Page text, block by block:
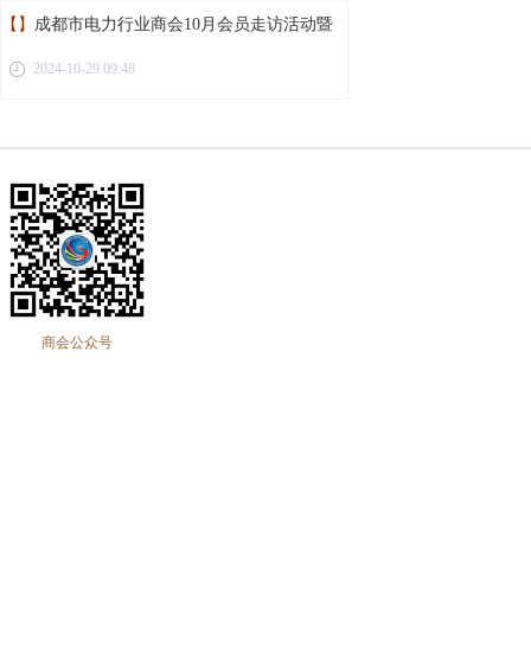
【】 成都市电力行业商会10月会员走访活动暨
第二届第十二次理事会议圆满举行
2024-10-29 09:48
商会公众号